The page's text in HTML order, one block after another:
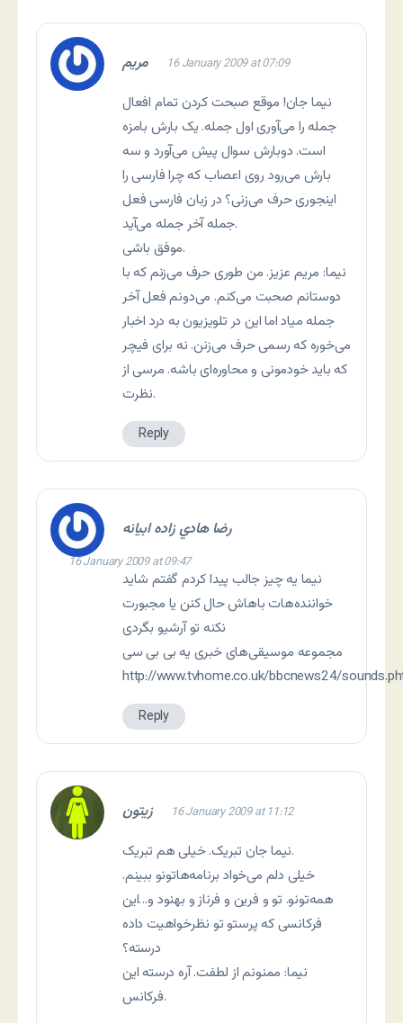
مریم 16 January 2009 at 07:09
نیما جان! موقع صبحت کردن تمام افعال
جمله را می‌آوری اول جمله. یک بارش بامزه
است. دوبارش سوال پیش می‌آورد و سه
بارش می‌رود روی اعصاب که چرا فارسی را
اینجوری حرف می‌زنی؟ در زبان فارسی فعل
جمله آخر جمله می‌آید.
موفق باشی.
نیما: مریم عزیز. من طوری حرف می‌زنم که با
دوستانم صحبت می‌کنم. می‌دونم فعل آخر
جمله میاد اما این در تلویزیون به درد اخبار
می‌خوره که رسمی حرف می‌زنن. نه برای فیچر
که باید خودمونی و محاوره‌ای باشه. مرسی از
نظرت.
Reply
رضا هادي زاده ابيانه
16 January 2009 at 09:47
نیما یه چیز جالب پیدا کردم گفتم شاید
خواننده‌هات باهاش حال کنن یا مجبورت
نکنه تو آرشیو بگردی
مجموعه موسیقی‌های خبری یه بی بی سی
http://www.tvhome.co.uk/bbcnews24/
Reply
زیتون 16 January 2009 at 11:12
نیما جان تبریک. خیلی هم تبریک.
خیلی دلم می‌خواد برنامه‌هاتونو ببینم.
همه‌تونو. تو و فرین و فرناز و بهنود و…این
فرکانسی که پرستو تو نظرخواهیت داده
درسته؟
نیما: ممنونم از لطفت. آره درسته این
فرکانس.